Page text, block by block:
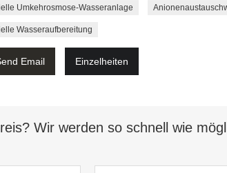
Umkehrosmose-Wasseranlage
Wasseraufbereitung
Email Einzelheiten
Wir werden so schnell wie